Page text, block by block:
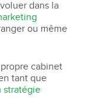
dans la
ou même
cabinet
tant que
stratégie